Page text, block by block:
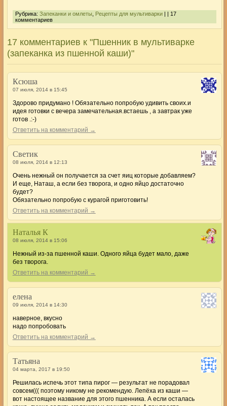
Рубрика: Запеканки и омлеты Рецепты для мультиварки| | 17
комментариев
17 комментариев к "Пшенник в мультиварке
(запеканка из пшенной каши)"
Ксюша
07 июля, 2014 в 15:45
Здорово придумано ! Обязательно попробую удивить своих.и
идея готовки с вечера замечательная.встаешь , а завтрак уже
готов .:-)
Ответить на комментарий →
Светик
08 июля, 2014 в 12:13
Очень нежный он получается за счет яиц которые добавляем?
И еще, Наташ, а если без творога, и одно яйцо достаточно
будет?
Обязательно попробую с курагой приготовить!
Ответить на комментарий →
Наталья К
08 июля, 2014 в 15:06
Нежный из-за пшенной каши. Одного яйца будет мало, даже
без творога.
Ответить на комментарий →
елена
09 июля, 2014 в 14:30
наверное, вкусно
надо попробовать
Ответить на комментарий →
Татьяна
04 марта, 2017 в 19:50
Решилась испечь этот типа пирог — результат не порадовал
совсем((( поэтому никому не рекомендую. Лепёха из каши —
вот настоящее название для этого пшенника. А если осталась